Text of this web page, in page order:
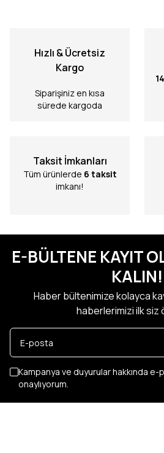
Hızlı & Ücretsiz
Kargo
Siparişiniz en kısa
sürede kargoda
Taksit İmkanları
Tüm ürünlerde 6 taksit
imkanı!
E-BÜLTENE KAYIT
KALIN!
Haber bültenimize kolayca
haberlerimizi ilk siz
Kampanya ve duyurular hakkında e-
onaylıyorum.